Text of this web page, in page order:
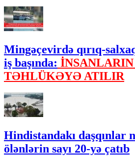
Mingəçevirdə qırıq-
iş başında:
TƏHLÜKƏYƏ ATILIR
Hindistandakı daşqınlar
ölənlərin sayı 20-yə çatıb